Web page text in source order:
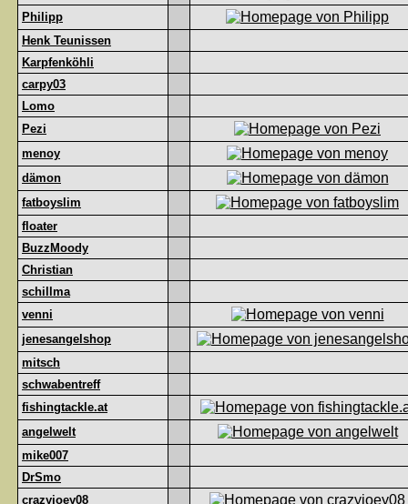
Philipp
Henk Teunissen
Karpfenköhli
carpy03
Lomo
Pezi
menoy
dämon
fatboyslim
floater
BuzzMoody
Christian
schillma
venni
jenesangelshop
mitsch
schwabentreff
fishingtackle.at
angelwelt
mike007
DrSmo
crazyjoey08